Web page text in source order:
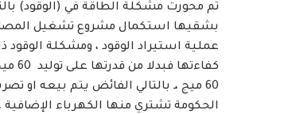
تم محورت مشكلة الطاقة في (الوقود)
بشقيها استكمال مشروع تشغيل
عملية استيراد الوقود ، ومشكلة
60 ميج ،ـ بالتالي الفائض يتم بيعه
الحكومة تشتري منها الكهرباء